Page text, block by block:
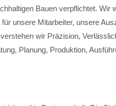
Bauen verpflichtet. Wir
unsere Mitarbeiter, unsere
wir Präzision,
Planung, Produktion,